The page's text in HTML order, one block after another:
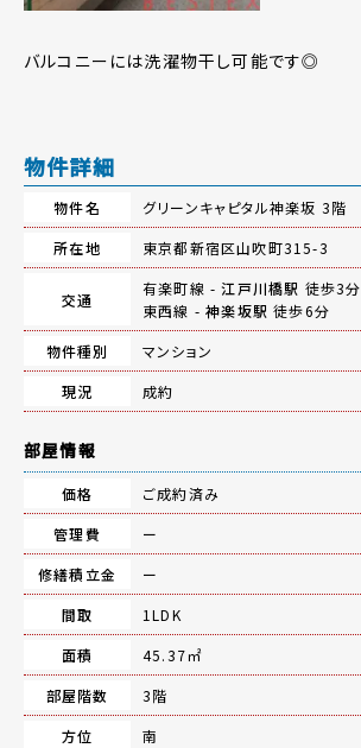
バルコニーには洗濯物干し可能です◎
物件詳細
物件名
グリーンキャピタル神楽坂 3階
所在地
東京都新宿区山吹町315-3
交通
有楽町線 -江戸川橋駅 徒歩3分
東西線 -神楽坂駅 徒歩6分
物件種別
マンション
現況
成約
部屋情報
価格
ご成約済み
管理費
ー
修繕積立金
ー
間取
1LDK
面積
45.37㎡
部屋階数
3階
方位
南